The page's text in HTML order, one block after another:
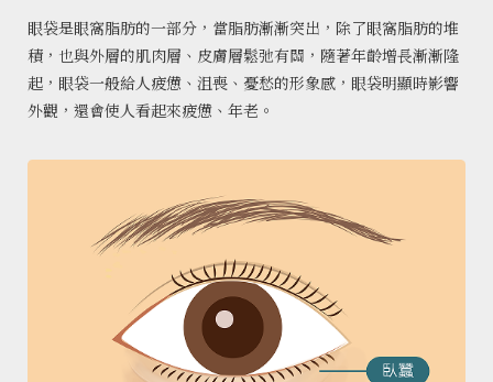
眼袋是眼窩脂肪的一部分，當脂肪漸漸突出，除了眼窩脂肪的堆
積，也與外層的肌肉層、皮膚層鬆弛有關，隨著年齡增長漸漸隆
起，眼袋一般給人疲憊、沮喪、憂愁的形象感，眼袋明顯時影響
外觀，還會使人看起來疲憊、年老。